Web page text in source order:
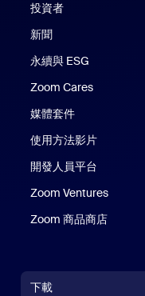
投資者
新聞
永續與 ESG
Zoom Cares
媒體套件
使用方法影片
開發人員平台
Zoom Ventures
Zoom 商品商店
下載